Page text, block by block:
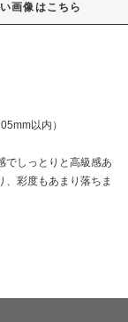
画像はこちら
以内）
でしっとりと高級感あ
、彩度もあまり落ちま